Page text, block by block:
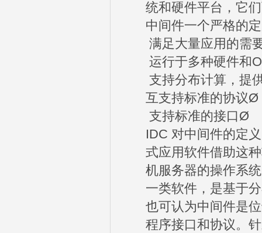
统和硬件平台，它
中间件一个严格的
满足大量应用的需
运行于多种硬件和
支持分布计算，提
互支持标准的协议Ø
支持标准的接口Ø
IDC 对中间件的定
式应用软件借助这
机服务器的操作系
一类软件，是基于
也可认为中间件是
程序接口和协议。